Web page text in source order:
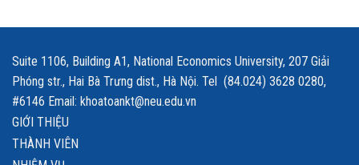
Suite 1106, Building A1, National Economics University, 207 Giải
Phóng str., Hai Bà Trưng dist., Hà Nội. Tel (84.024) 3628 0280,
#6146 Email: khoatoankt@neu.edu.vn
GIỚI THIỆU
THÀNH VIÊN